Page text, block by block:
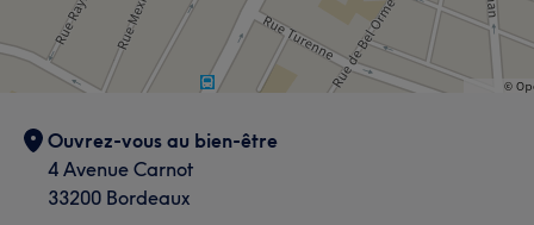
Ouvrez-vous au bien-être
4 Avenue Carnot
33200 Bordeaux